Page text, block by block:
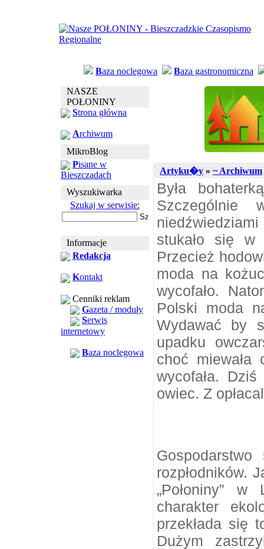
Baza noclegowa Baza gastronomiczna
NASZE
POŁONINY
Strona główna
Archiwum
MikroBlog
Pisane w
Bieszczadach
Wyszukiwarka
Szukaj w serwisie:
Informacje
Redakcja
Kontakt
Cenniki reklam
Gazeta / moduły
Serwis
internetowy
Baza noclegowa
Artyku�y » ~ Archiwum
Była
Szczególnie
stukało się
Przecież
moda na
wycofało.
Polski moda
Wydawać by
upadku
choć
wycofała.
owiec. Z
rozpłodników.
„Połoniny”
charakter
przekłada się
Dużym